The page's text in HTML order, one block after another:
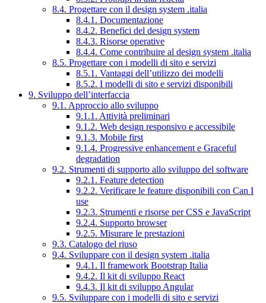
8.4. Progettare con il design system .italia
8.4.1. Documentazione
8.4.2. Benefici del design system
8.4.3. Risorse operative
8.4.4. Come contribuire al design system .italia
8.5. Progettare con i modelli di sito e servizi
8.5.1. Vantaggi dell’utilizzo dei modelli
8.5.2. I modelli di sito e servizi disponibili
9. Sviluppo dell’interfaccia
9.1. Approccio allo sviluppo
9.1.1. Attività preliminari
9.1.2. Web design responsivo e accessibile
9.1.3. Mobile first
9.1.4. Progressive enhancement e Graceful
degradation
9.2. Strumenti di supporto allo sviluppo del software
9.2.1. Feature detection
9.2.2. Verificare le feature disponibili con Can I
use
9.2.3. Strumenti e risorse per CSS e JavaScript
9.2.4. Supporto browser
9.2.5. Misurare le prestazioni
9.3. Catalogo del riuso
9.4. Sviluppare con il design system .italia
9.4.1. Il framework Bootstrap Italia
9.4.2. Il kit di sviluppo React
9.4.3. Il kit di sviluppo Angular
9.5. Sviluppare con i modelli di sito e servizi